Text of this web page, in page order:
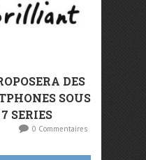
DES
SOUS
SERIES
0 Commentaires